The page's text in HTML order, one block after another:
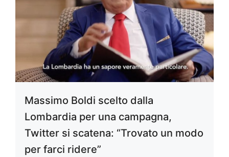
Massimo Boldi scelto dalla
Lombardia per una campagna,
Twitter si scatena: “Trovato un modo
per farci ridere”